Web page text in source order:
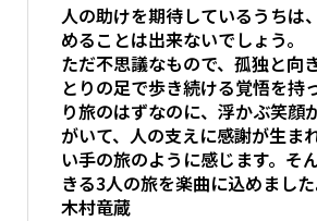
人の助けを期待しているうちは
めることは出来ないでしょう。
ただ不思議なもので、孤独と向
とりの足で歩き続ける覚悟を持
り旅のはずなのに、浮かぶ笑顔
がいて、人の支えに感謝が生ま
い手の旅のように感じます。そ
きる3人の旅を楽曲に込めました
木村竜蔵